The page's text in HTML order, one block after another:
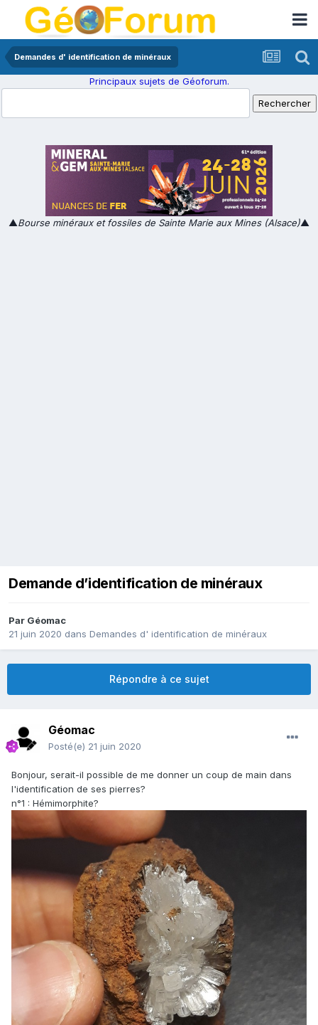
Demandes d' identification de minéraux
Principaux sujets de Géoforum.
▲Bourse minéraux et fossiles de Sainte Marie aux Mines (Alsace)▲
Demande d’identification de minéraux
Par Géomac
21 juin 2020 dans Demandes d' identification de minéraux
Répondre à ce sujet
Géomac
Posté(e) 21 juin 2020
Bonjour, serait-il possible de me donner un coup de main dans
l'identification de ses pierres?
n°1 : Hémimorphite?